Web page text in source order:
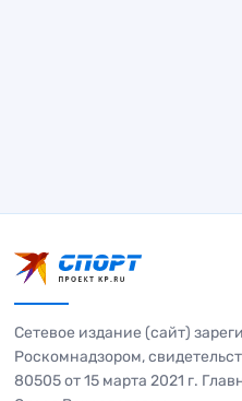
Сетевое издание (сайт)
Роскомнадзором,
80505 от 15 марта 2021 г.